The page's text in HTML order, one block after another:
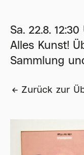
Alles Kunst!
Sammlung
Sa. 22.8. 12:30
Zurück zur